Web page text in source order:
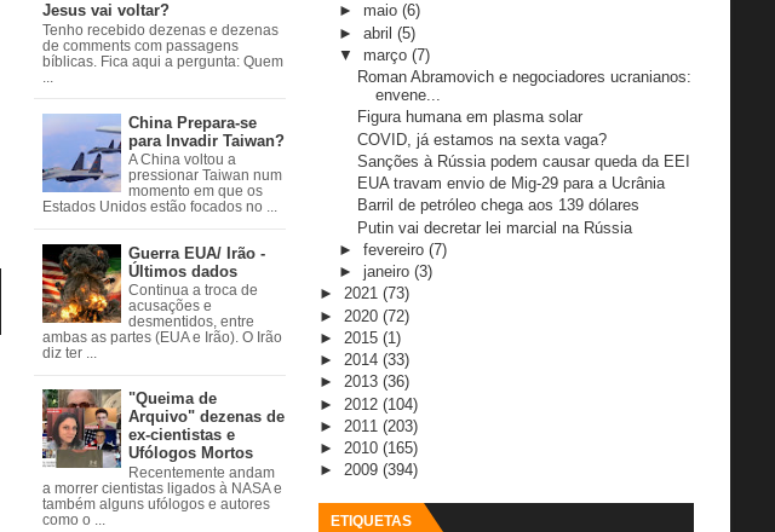
Jesus vai voltar?
Tenho recebido dezenas e dezenas
de comments com passagens
bíblicas. Fica aqui a pergunta: Quem
China Prepara-se
para Invadir Taiwan?
A China voltou a
pressionar Taiwan num
momento em que os
Estados Unidos estão focados no ...
Guerra EUA/ Irão -
Últimos dados
Continua a troca de
acusações e
desmentidos, entre
ambas as partes (EUA e Irão). O Irão
diz ter ...
"Queima de
Arquivo" dezenas de
ex-cientistas e
Ufólogos Mortos
Recentemente andam
a morrer cientistas ligados à NASA e
também alguns ufólogos e autores
como o ...
► maio (6)
► abril (5)
▼ março (7)
Roman Abramovich e negociadores ucranianos:
envene...
Figura humana em plasma solar
COVID, já estamos na sexta vaga?
Sanções à Rússia podem causar queda da EEI
EUA travam envio de Mig-29 para a Ucrânia
Barril de petróleo chega aos 139 dólares
Putin vai decretar lei marcial na Rússia
► fevereiro (7)
► janeiro (3)
► 2021 (73)
► 2020 (72)
► 2015 (1)
► 2014 (33)
► 2013 (36)
► 2012 (104)
► 2011 (203)
► 2010 (165)
► 2009 (394)
ETIQUETAS